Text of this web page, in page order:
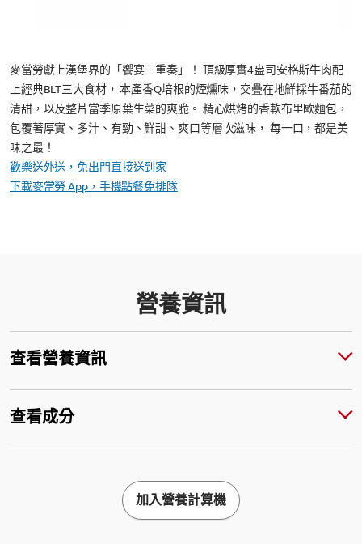
麥當勞獻上漢堡界的「饗宴三重奏」！ 頂級厚實4盎司安格斯牛肉配
上經典BLT三大食材， 本產香Q培根的煙燻味，交疊在地鮮採牛番茄的
清甜，以及整片當季原葉生菜的爽脆。 精心烘烤的香軟布里歐麵包，
包覆著厚實、多汁、有勁、鮮甜、爽口等層次滋味， 每一口，都是美
味之最！
歡樂送外送，免出門直接送到家
下載麥當勞 App，手機點餐免排隊
營養資訊
查看營養資訊
查看成分
加入營養計算機